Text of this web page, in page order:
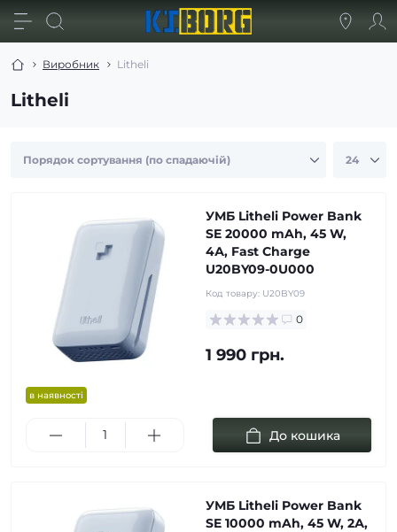
Виробник Litheli
Litheli
в наявності
УМБ Litheli Power Bank
SE 20000 mAh, 45 W,
4А, Fast Charge
U20BY09-0U000
Код товару: U20BY09
0
1 990 грн.
До кошика
УМБ Litheli Power Bank
SE 10000 mAh, 45 W, 2А,